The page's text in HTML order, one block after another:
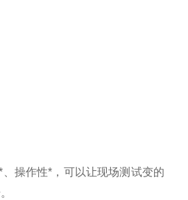
操作性*，可以让现场测试变的